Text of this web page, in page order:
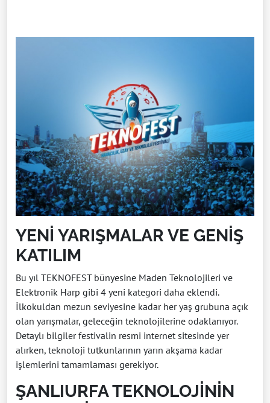
YENİ YARIŞMALAR VE GENİŞ
KATILIM
Bu yıl TEKNOFEST bünyesine Maden Teknolojileri ve
Elektronik Harp gibi 4 yeni kategori daha eklendi.
İlkokuldan mezun seviyesine kadar her yaş grubuna açık
olan yarışmalar, geleceğin teknolojilerine odaklanıyor.
Detaylı bilgiler festivalin resmi internet sitesinde yer
alırken, teknoloji tutkunlarının yarın akşama kadar
işlemlerini tamamlaması gerekiyor.
ŞANLIURFA TEKNOLOJİNİN